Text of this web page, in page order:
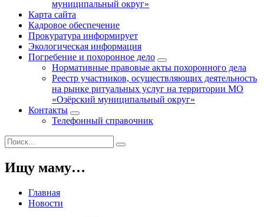
муниципальный округ»
Карта сайта
Кадровое обеспечение
Прокуратура информирует
Экологическая информация
Погребение и похоронное дело
Нормативные правовые акты похоронного дела
Реестр участников, осуществляющих деятельность
на рынке ритуальных услуг на территории МО
«Озёрский муниципальный округ»
Контакты
Телефонный справочник
Ищу маму…
Главная
Новости